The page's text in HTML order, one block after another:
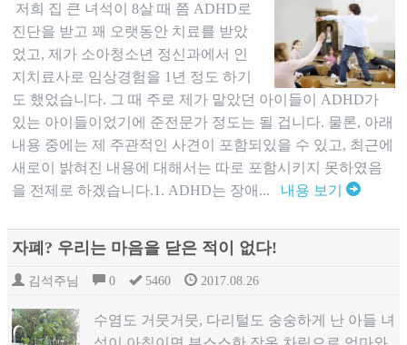
저희 집 큰 녀석이 8살 때 쯤 ADHD로
진단을 받고 꽤 오랫동안 치료를 받았
었고, 제가 소아청소년 정신과에서 인
지치료사로 임상경험을 1년 정도 하기
도 했었습니다. 그 때 주로 제가 맡았던 아이들이 ADHD가
있는 아이들이었기에 준전문가 정도는 될 겁니다. 물론, 아래
내용 중에는 제 주관적인 사견이 포함되있을 수 있고, 최근에
새로이 밝혀진 내용에 대해서는 따로 포함시키지 못하였음
을 전제로 하겠습니다.1. ADHD는 장애... 내용 보기
자폐? 우리는 마음을 닫은 적이 없다!
김석주님 0 5460 2017.08.26
​수염도 거뭇거뭇, 다리털도 숭숭하게 난 아들 녀